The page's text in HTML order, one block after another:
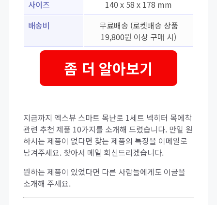
사이즈
140 x 58 x 178 mm
배송비
무료배송 (로켓배송 상품
19,800원 이상 구매 시)
좀 더 알아보기
지금까지 엑스뷰 스마트 목난로 1세트 넥히터 목에착
관련 추천 제품 10가지를 소개해 드렸습니다. 만일 원
하시는 제품이 없다면 찾는 제품의 특징을 이메일로
남겨주세요. 찾아서 메일 회신드리겠습니다.
원하는 제품이 있었다면 다른 사람들에게도 이글을
소개해 주세요.